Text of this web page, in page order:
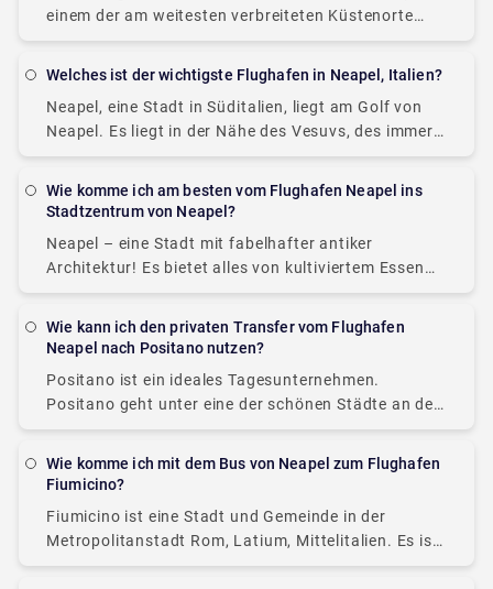
einem der am weitesten verbreiteten Küstenorte
Dorfgassen, köstliches Essen und herzliche
Gastfreundschaft
Welches ist der wichtigste Flughafen in Neapel, Italien?
Neapel, eine Stadt in Süditalien, liegt am Golf von
Neapel. Es liegt in der Nähe des Vesuvs, des immer
Wie komme ich am besten vom Flughafen Neapel ins
Stadtzentrum von Neapel?
Neapel – eine Stadt mit fabelhafter antiker
Architektur! Es bietet alles von kultiviertem Essen
private Transfers machen das
Wie kann ich den privaten Transfer vom Flughafen
Neapel nach Positano nutzen?
Positano ist ein ideales Tagesunternehmen.
Positano geht unter eine der schönen Städte an der
Mittelmeers und der sensible weiße
Wie komme ich mit dem Bus von Neapel zum Flughafen
Fiumicino?
Fiumicino ist eine Stadt und Gemeinde in der
Metropolitanstadt Rom, Latium, Mittelitalien. Es ist